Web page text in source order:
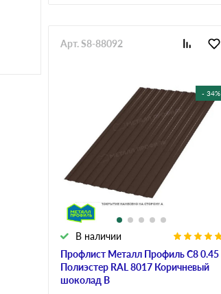
- 34%
Профлист Металл Профиль C8 0.45
Полиэстер RAL 8017 Коричневый
шоколад B
В наличии
Арт. S8-88092